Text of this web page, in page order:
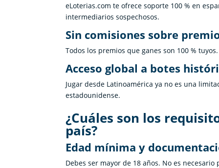
eLoterias.com te ofrece soporte 100 % en
intermediarios sospechosos.
Sin comisiones sobre
Todos los premios que ganes son 100 %
Acceso global a botes
Jugar desde Latinoamérica ya no es una
estadounidense.
¿Cuáles son los
país?
Edad mínima y
Debes ser mayor de 18 años. No es